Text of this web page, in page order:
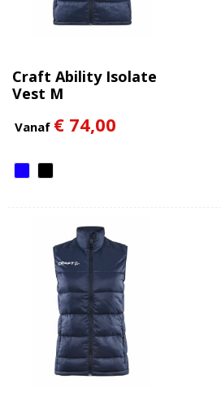
Craft Ability Isolate
Vest M
Vanaf € 74,00